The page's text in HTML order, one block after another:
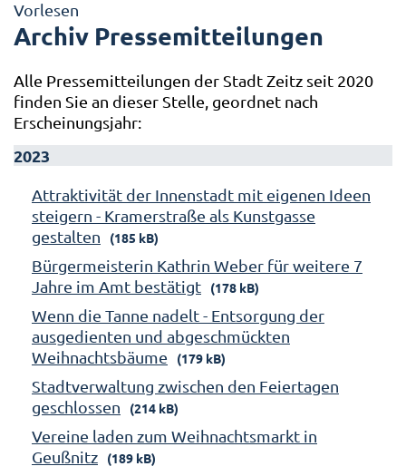
Vorlesen
Archiv Pressemitteilungen
Alle Pressemitteilungen der Stadt Zeitz seit 2020
finden Sie an dieser Stelle, geordnet nach
Erscheinungsjahr:
2023
Attraktivität der Innenstadt mit eigenen Ideen
steigern - Kramerstraße als Kunstgasse
gestalten
(185 kB)
Bürgermeisterin Kathrin Weber für weitere 7
Jahre im Amt bestätigt
(178 kB)
Wenn die Tanne nadelt - Entsorgung der
ausgedienten und abgeschmückten
Weihnachtsbäume
(179 kB)
Stadtverwaltung zwischen den Feiertagen
geschlossen
(214 kB)
Vereine laden zum Weihnachtsmarkt in
Geußnitz
(189 kB)